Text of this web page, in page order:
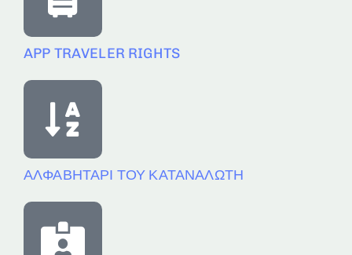
APP TRAVELER RIGHTS
ΑΛΦΑΒΗΤΑΡΙ ΤΟΥ ΚΑΤΑΝΑΛΩΤΗ